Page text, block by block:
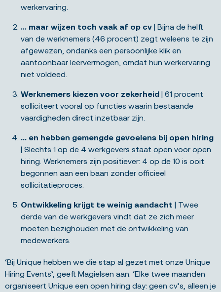
werkervaring.
… maar wijzen toch vaak af op cv | Bijna de helft
van de werknemers (46 procent) zegt weleens te zijn
afgewezen, ondanks een persoonlijke klik en
aantoonbaar leervermogen, omdat hun werkervaring
niet voldeed.
Werknemers kiezen voor zekerheid | 61 procent
solliciteert vooral op functies waarin bestaande
vaardigheden direct inzetbaar zijn.
… en hebben gemengde gevoelens bij open hiring
| Slechts 1 op de 4 werkgevers staat open voor open
hiring. Werknemers zijn positiever: 4 op de 10 is ooit
begonnen aan een baan zonder officieel
sollicitatieproces.
Ontwikkeling krijgt te weinig aandacht | Twee
derde van de werkgevers vindt dat ze zich meer
moeten bezighouden met de ontwikkeling van
medewerkers.
‘Bij Unique hebben we die stap al gezet met onze Unique
Hiring Events’, geeft Magielsen aan. ‘Elke twee maanden
organiseert Unique een open hiring day: geen cv’s, alleen je